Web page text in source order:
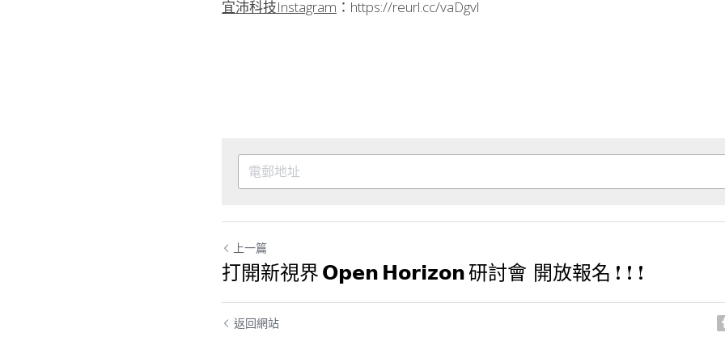
宜沛科技Instagram ： https://reurl.cc/vaDgvl
上一篇
打開新視界 𝗢𝗽𝗲𝗻 𝗛𝗼𝗿𝗶𝘇𝗼𝗻 研討會 開放報名 ! ! !
返回網站